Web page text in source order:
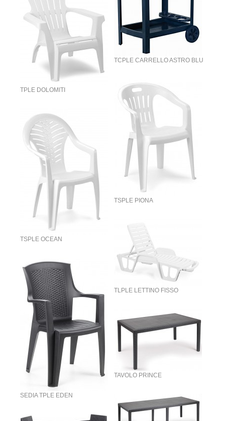
TPLE DOLOMITI
TCPLE CARRELLO ASTRO BLU
TSPLE PIONA
TSPLE OCEAN
TLPLE LETTINO FISSO
SEDIA TPLE EDEN
TAVOLO PRINCE